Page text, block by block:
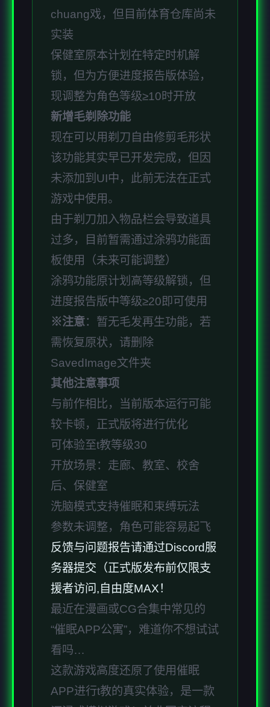
chuang戏，但目前体育仓库尚未
实装
保健室原本计划在特定时机解
锁，但为方便进度报告版体验，
现调整为角色等级≥10时开放
新增毛剃除功能
现在可以用剃刀自由修剪毛形状
该功能其实早已开发完成，但因
未添加到UI中，此前无法在正式
游戏中使用。
由于剃刀加入物品栏会导致道具
过多，目前暂需通过涂鸦功能面
板使用（未来可能调整）
涂鸦功能原计划高等级解锁，但
进度报告版中等级≥20即可使用
※注意：暂无毛发再生功能，若
需恢复原状，请删除
SavedImage文件夹
其他注意事项
与前作相比，当前版本运行可能
较卡顿，正式版将进行优化
可体验至t教等级30
开放场景：走廊、教室、校舍
后、保健室
洗脑模式支持催眠和束缚玩法
参数未调整，角色可能容易起飞
反馈与问题报告请通过Discord服
务器提交（正式版发布前仅限支
援者访问,自由度MAX！
最近在漫画或CG合集中常见的
“催眠APP公寓”，难道你不想试试
看吗…
这款游戏高度还原了使用催眠
APP进行t教的真实体验，是一款